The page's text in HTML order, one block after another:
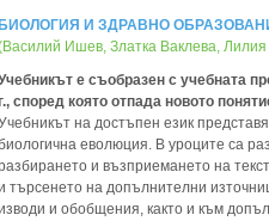
БИОЛОГИЯ И ЗДРАВНО
Ишев, Златка Ваклева,
е съобразен с учебната
според която отпада новото
на достъпен език
еволюция. В уроците са
и възприемането на
търсенето на допълнителни
и обобщения, както и към